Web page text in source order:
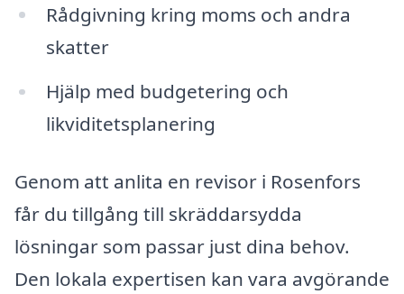
Rådgivning kring moms och andra
skatter
Hjälp med budgetering och
likviditetsplanering
Genom att anlita en revisor i Rosenfors
får du tillgång till skräddarsydda
lösningar som passar just dina behov.
Den lokala expertisen kan vara avgörande